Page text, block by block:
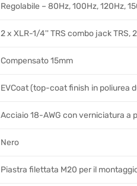
Regolabile – 80Hz, 100Hz, 120Hz,
2 x XLR-1/4'' TRS combo jack TRS,
Compensato 15mm
EVCoat (top-coat finish in poliurea
Acciaio 18-AWG con verniciatura a
Nero
Piastra filettata M20 per il